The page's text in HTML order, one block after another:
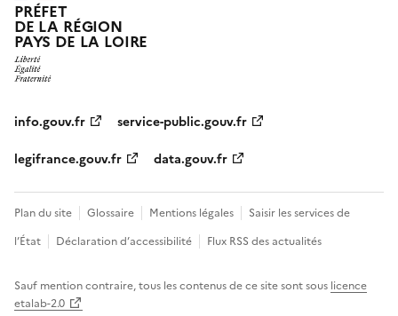
PRÉFET
DE LA RÉGION
PAYS DE LA LOIRE
info.gouv.fr
service-public.gouv.fr
legifrance.gouv.fr
data.gouv.fr
Plan du site Glossaire Mentions légales
Saisir les services de
l’État
Déclaration d’accessibilité Flux RSS des actualités
Sauf mention contraire, tous les contenus de ce site sont sous licence
etalab-2.0